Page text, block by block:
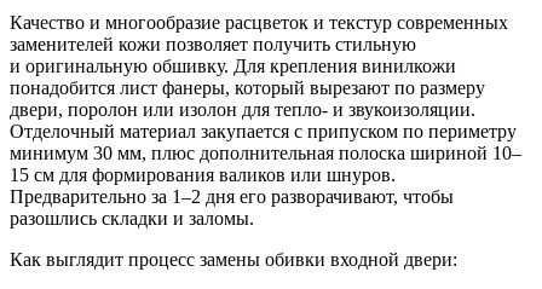
Качество и многообразие расцветок и текстур современных
заменителей кожи позволяет получить стильную
и оригинальную обшивку. Для крепления винилкожи
понадобится лист фанеры, который вырезают по размеру
двери, поролон или изолон для тепло- и звукоизоляции.
Отделочный материал закупается с припуском по периметру
минимум 30 мм, плюс дополнительная полоска шириной 10–
15 см для формирования валиков или шнуров.
Предварительно за 1–2 дня его разворачивают, чтобы
разошлись складки и заломы.
Как выглядит процесс замены обивки входной двери: